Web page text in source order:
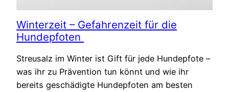
Winterzeit – Gefahrenzeit für die
Hundepfoten
Streusalz im Winter ist Gift für jede Hundepfote –
was ihr zu Prävention tun könnt und wie ihr
bereits geschädigte Hundepfoten am besten